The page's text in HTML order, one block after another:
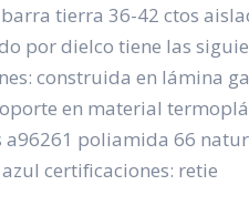
tierra 36-42 ctos
por dielco tiene las
construida en lámina
en material
poliamida 66
certificaciones: retie